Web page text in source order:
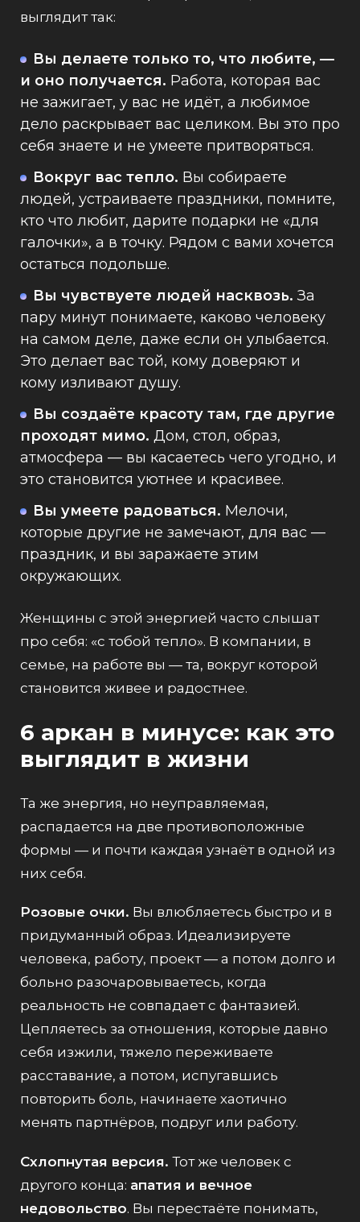
выглядит так:
Вы делаете только то, что любите, —
и оно получается. Работа, которая вас
не зажигает, у вас не идёт, а любимое
дело раскрывает вас целиком. Вы это про
себя знаете и не умеете притворяться.
Вокруг вас тепло. Вы собираете
людей, устраиваете праздники, помните,
кто что любит, дарите подарки не «для
галочки», а в точку. Рядом с вами хочется
остаться подольше.
Вы чувствуете людей насквозь. За
пару минут понимаете, каково человеку
на самом деле, даже если он улыбается.
Это делает вас той, кому доверяют и
кому изливают душу.
Вы создаёте красоту там, где другие
проходят мимо. Дом, стол, образ,
атмосфера — вы касаетесь чего угодно, и
это становится уютнее и красивее.
Вы умеете радоваться. Мелочи,
которые другие не замечают, для вас —
праздник, и вы заражаете этим
окружающих.
Женщины с этой энергией часто слышат
про себя: «с тобой тепло». В компании, в
семье, на работе вы — та, вокруг которой
становится живее и радостнее.
6 аркан в минусе: как это
выглядит в жизни
Та же энергия, но неуправляемая,
распадается на две противоположные
формы — и почти каждая узнаёт в одной из
них себя.
Розовые очки. Вы влюбляетесь быстро и в
придуманный образ. Идеализируете
человека, работу, проект — а потом долго и
больно разочаровываетесь, когда
реальность не совпадает с фантазией.
Цепляетесь за отношения, которые давно
себя изжили, тяжело переживаете
расставание, а потом, испугавшись
повторить боль, начинаете хаотично
менять партнёров, подруг или работу.
Схлопнутая версия. Тот же человек с
другого конца: апатия и вечное
недовольство. Вы перестаёте понимать,